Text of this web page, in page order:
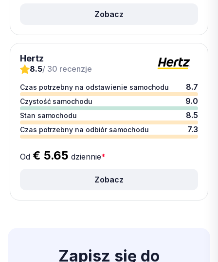
Zobacz
Hertz
8.5/ 30 recenzje
Czas potrzebny na odstawienie samochodu 8.7
Czystość samochodu 9.0
Stan samochodu 8.5
Czas potrzebny na odbiór samochodu 7.3
Od € 5.65 dziennie*
Zobacz
Zapisz się do